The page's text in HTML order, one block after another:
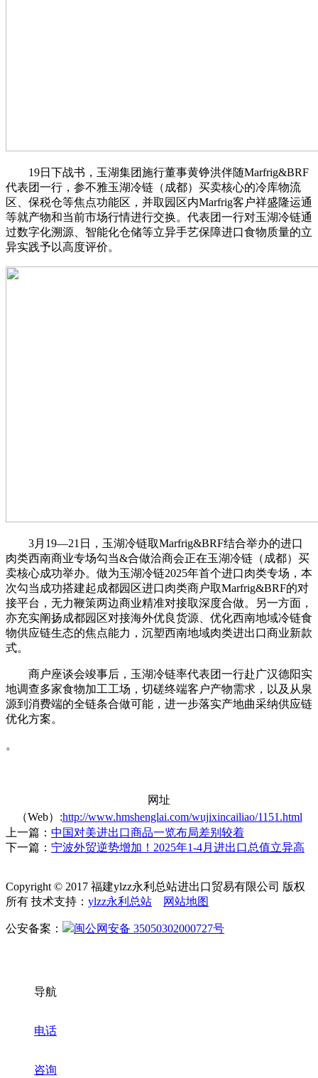
19日下战书，玉湖集团施行董事黄铮洪伴随Marfrig&BRF
代表团一行，参不雅玉湖冷链（成都）买卖核心的冷库物流
区、保税仓等焦点功能区，并取园区内Marfrig客户祥盛隆运通
等就产物和当前市场行情进行交换。代表团一行对玉湖冷链通
过数字化溯源、智能化仓储等立异手艺保障进口食物质量的立
异实践予以高度评价。
3月19—21日，玉湖冷链取Marfrig&BRF结合举办的进口
肉类西南商业专场勾当&合做洽商会正在玉湖冷链（成都）买
卖核心成功举办。做为玉湖冷链2025年首个进口肉类专场，本
次勾当成功搭建起成都园区进口肉类商户取Marfrig&BRF的对
接平台，无力鞭策两边商业精准对接取深度合做。另一方面，
亦充实阐扬成都园区对接海外优良货源、优化西南地域冷链食
物供应链生态的焦点能力，沉塑西南地域肉类进出口商业新款
式。
商户座谈会竣事后，玉湖冷链率代表团一行赴广汉德阳实
地调查多家食物加工工场，切磋终端客户产物需求，以及从泉
源到消费端的全链条合做可能，进一步落实产地曲采纳供应链
优化方案。
。
网址
（Web）:http://www.hmshenglai.com/wujixincailiao/1151.html
上一篇： 中国对美进出口商品一览布局差别较着
下一篇： 宁波外贸逆势增加！2025年1-4月进出口总值立异高
Copyright © 2017 福建ylzz永利总站进出口贸易有限公司 版权
所有 技术支持： ylzz永利总站 网站地图
公安备案： 闽公网安备 35050302000727号
导航
电话
咨询